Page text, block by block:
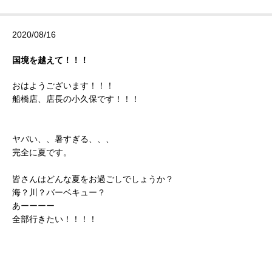
2020/08/16
国境を越えて！！！
おはようございます！！！
船橋店、店長の小久保です！！！
ヤバい、、暑すぎる、、、
完全に夏です。
皆さんはどんな夏をお過ごしでしょうか？
海？川？バーベキュー？
あーーーー
全部行きたい！！！！